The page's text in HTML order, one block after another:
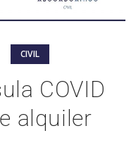
CIVIL
COVID
alquiler